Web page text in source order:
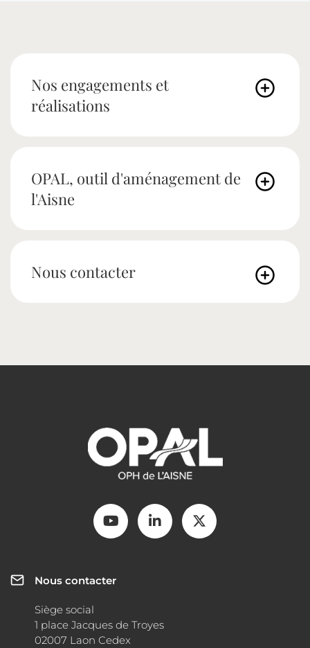
Nos engagements et
réalisations
OPAL, outil d'aménagement de
l'Aisne
Nous contacter
Nous contacter
Siège social
1 place Jacques de Troyes
02007 Laon Cedex